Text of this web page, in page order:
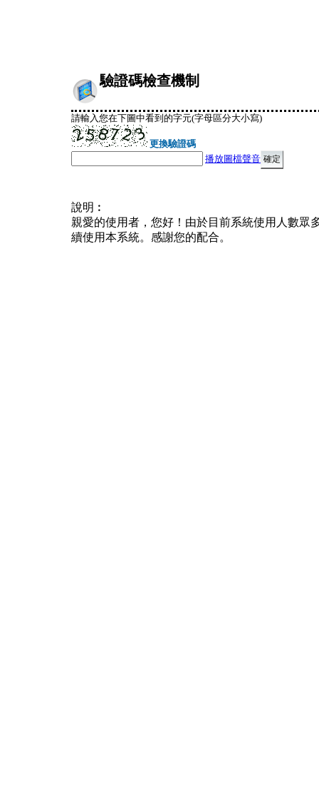
驗證碼檢查機制
請輸入您在下圖中看到的字元(字母區分大小寫)
更換驗證碼
播放圖檔聲音
說明︰
親愛的使用者，您好！由於目前系統使用人數眾
續使用本系統。感謝您的配合。